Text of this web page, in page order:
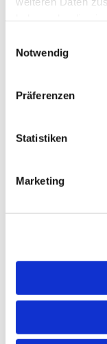
Notwendig
Präferenzen
Statistiken
Marketing